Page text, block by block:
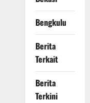
Bengkulu
Berita
Terkait
Berita
Terkini